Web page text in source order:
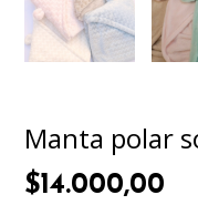
Manta polar
$14.000,00